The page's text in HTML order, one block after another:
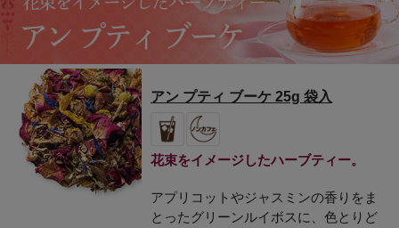
アン プティ ブーケ 25g 袋入
花束をイメージしたハーブティー。
アプリコットやジャスミンの香りをま
とったグリーンルイボスに、色とりど